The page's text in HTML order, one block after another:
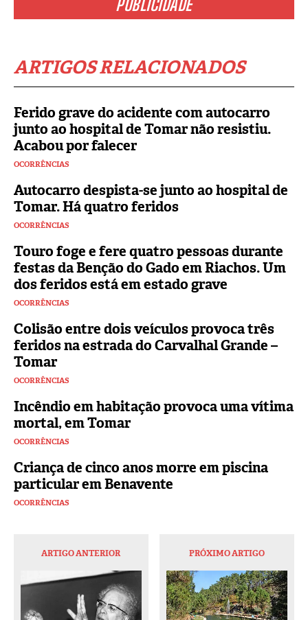
PUBLICIDADE
ARTIGOS RELACIONADOS
Ferido grave do acidente com autocarro
junto ao hospital de Tomar não resistiu.
Acabou por falecer
OCORRÊNCIAS
Autocarro despista-se junto ao hospital de
Tomar. Há quatro feridos
OCORRÊNCIAS
Touro foge e fere quatro pessoas durante
festas da Benção do Gado em Riachos. Um
dos feridos está em estado grave
OCORRÊNCIAS
Colisão entre dois veículos provoca três
feridos na estrada do Carvalhal Grande –
Tomar
OCORRÊNCIAS
Incêndio em habitação provoca uma vítima
mortal, em Tomar
OCORRÊNCIAS
Criança de cinco anos morre em piscina
particular em Benavente
OCORRÊNCIAS
ARTIGO ANTERIOR PRÓXIMO ARTIGO